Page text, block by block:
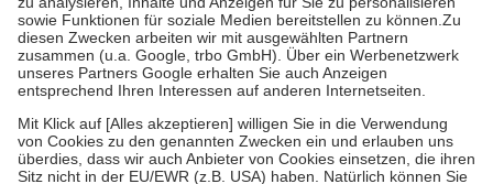
Bei Heilmitteln und häuslicher Krankenpflege beträgt die
Zuzahlung zehn Prozent der Kosten sowie zehn Euro je
Verordnung.
Um das Engagement der Versicherten für ihre eigene Gesundheit zu
stärken und die besondere Stellung der Familie zu unterstützen,
fallenkeine Zuzahlungenan bei:
• Kindern und Jugendlichen bis zum vollendeten 18. Lebensjahr
mit Ausnahme der Fahrkosten